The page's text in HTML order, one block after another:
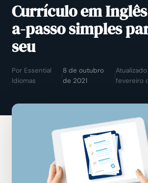
Currículo em
a-passo simples
seu
Por Essential
Idiomas
|
8 de outubro
de 2021
|
fevereiro